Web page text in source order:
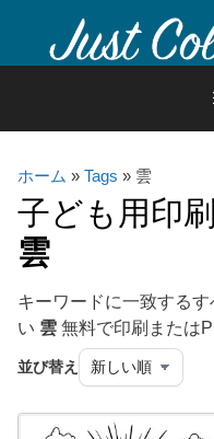
content
ホーム » Tags » 雲
子ども用印
雲
キーワードに一致する
い 雲 無料で印刷または
並び替え